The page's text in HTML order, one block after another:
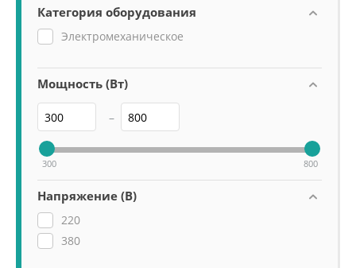
Категория оборудования
Электромеханическое
Мощность (Вт)
–
300 800
Напряжение (В)
220
380